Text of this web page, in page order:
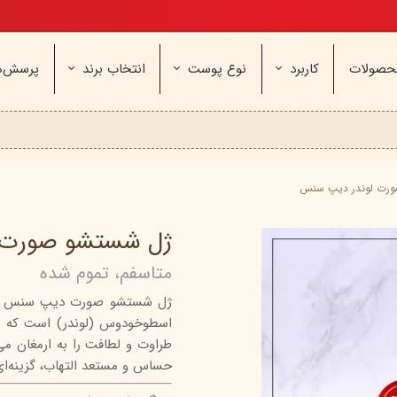
کاربرد
عطر - ادکلن
اسپری بدن
دئودرانت - مام
نوع پوست انتخاب برند
نیوره بیول
ایپک
شون
ویتابلا سینره
سیلکر
سی‌گل
ویتالیر
هرمودر
لوندر دیپ سنس
ژل شستشو
متاسفم، تموم شده
ژل شستشو صورت دیپ سنس
اسطوخودوس (لوندر) است
طراوت و لطافت را به ارمغان
حساس و مستعد التهاب،